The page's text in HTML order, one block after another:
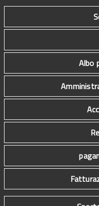
Albo